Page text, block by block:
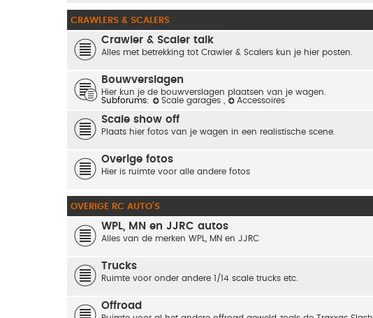
CRAWLERS & SCALERS
Crawler & Scaler talk
Alles met betrekking tot Crawler & Scalers kun je hier posten.
Bouwverslagen
Hier kun je de bouwverslagen plaatsen van je wagen.
Subforums:
Scale garages Accessoires
Scale show off
Plaats hier fotos van je wagen in een realistische scene.
Overige fotos
Hier is ruimte voor alle andere fotos
OVERIGE RC AUTO'S
WPL, MN en JJRC autos
Alles van de merken WPL, MN en JJRC
Trucks
Ruimte voor onder andere 1/14 scale trucks etc.
Offroad